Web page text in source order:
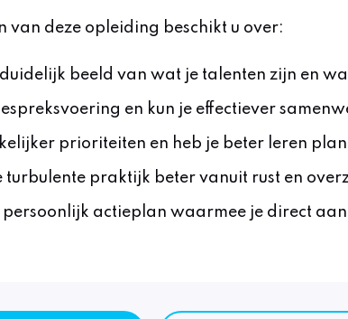
van deze opleiding beschikt u over:
duidelijk beeld van wat je talenten zijn en
en kun je effectiever
prioriteiten en heb je beter leren
turbulente praktijk beter vanuit rust en
persoonlijk actieplan waarmee je direct